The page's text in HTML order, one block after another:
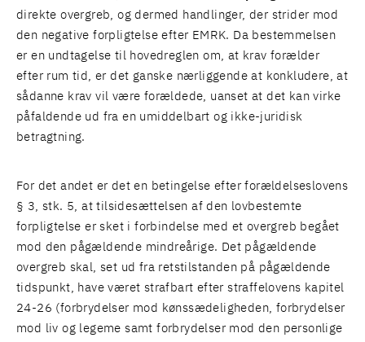
direkte overgreb, og dermed handlinger, der strider mod
den negative forpligtelse efter EMRK. Da bestemmelsen
er en undtagelse til hovedreglen om, at krav forælder
efter rum tid, er det ganske nærliggende at konkludere, at
sådanne krav vil være forældede, uanset at det kan virke
påfaldende ud fra en umiddelbart og ikke-juridisk
betragtning.
For det andet er det en betingelse efter forældelseslovens
§ 3, stk. 5, at tilsidesættelsen af den lovbestemte
forpligtelse er sket i forbindelse med et overgreb begået
mod den pågældende mindreårige. Det pågældende
overgreb skal, set ud fra retstilstanden på pågældende
tidspunkt, have været strafbart efter straffelovens kapitel
24-26 (forbrydelser mod kønssædeligheden, forbrydelser
mod liv og legeme samt forbrydelser mod den personlige